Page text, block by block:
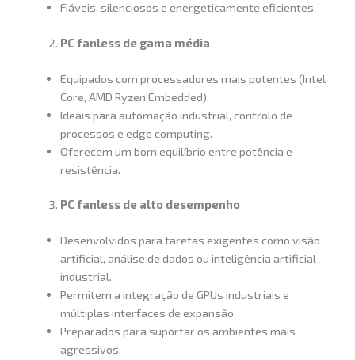
Fiáveis, silenciosos e energeticamente eficientes.
PC fanless de gama média
Equipados com processadores mais potentes (Intel
Core, AMD Ryzen Embedded).
Ideais para automação industrial, controlo de
processos e edge computing.
Oferecem um bom equilíbrio entre potência e
resistência.
PC fanless de alto desempenho
Desenvolvidos para tarefas exigentes como visão
artificial, análise de dados ou inteligência artificial
industrial.
Permitem a integração de GPUs industriais e
múltiplas interfaces de expansão.
Preparados para suportar os ambientes mais
agressivos.